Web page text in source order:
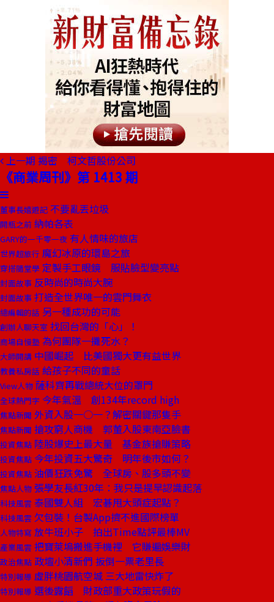
上一期 揭密 柯文哲股份公司
《商業周刊》第 1413 期
董事長嬉遊記 不要亂丟垃圾
開瓶之前 納帕各表
GARY的一千零一夜 有人情味的旅店
世界超旅行 魔幻冰原的環島之旅
穿搭隨堂學 定製手工眼鏡 服貼臉型變亮點
封面故事 反時尚的時尚大腕
封面故事 打造全世界唯一的雲門舞衣
總編輯的話 另一種成功的可能
創辦人聊天室 找回台灣的「心」！
商場自慢塾 為何團隊一攤死水？
大師開講 中國崛起 比美國獨大更有益世界
教養私房話 給孩子不同的童話
View人物 薩科齊再戰總統大位的罩門
全球熱門字 今年氣溫 創134年record high
焦點新聞 外資入股一○一？解密關鍵那隻手
焦點新聞 搶攻窮人商機 郭董入股東南亞臉書
投資焦點 陸股爆史上最大量 基金族搶賺策略
投資焦點 今年投資五大驚奇 明年後市如何？
投資焦點 油價狂跌免驚 全球房、股多頭不變
焦點人物 張學友長紅30年：我只是提早認識起落
科技風雲 泰國雙人組 宏碁甩大頭症起點？
科技風雲 欠包裝！台製App擠不進國際榜單
人物特寫 放牛班小子 拍出Time點評最棒MV
產業風雲 把寶萊塢搬進手機裡 它賺遍娛樂財
政治焦點 政壇小清新們 扳倒一票老里長
特別報導 虛胖桃園航空城 三大地雷快炸了
特別報導 選後露饀 財政部重大政策玩假的